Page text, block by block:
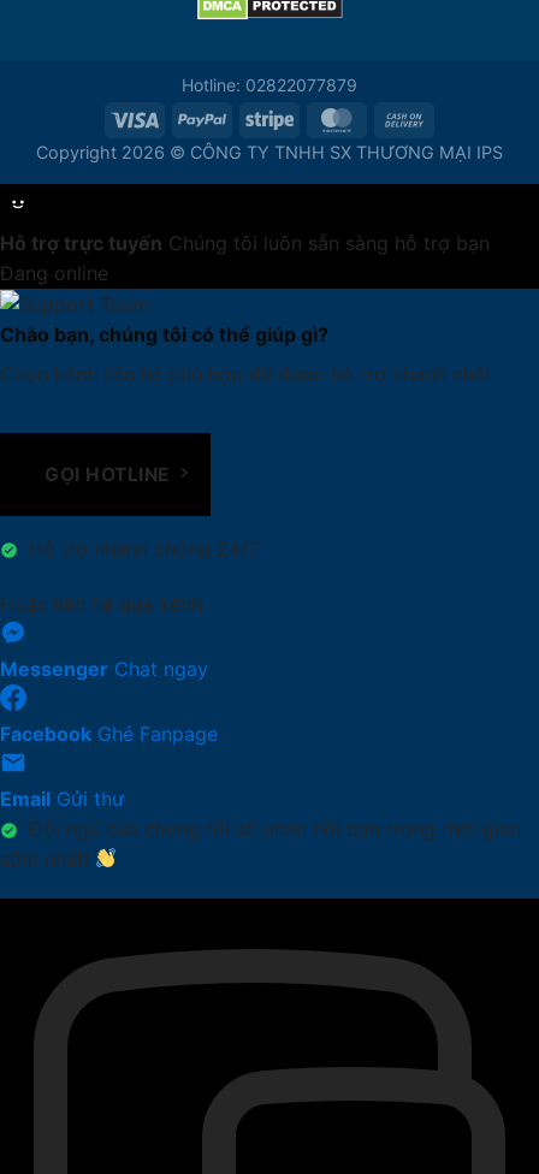
Hotline: 02822077879
Copyright 2026 © CÔNG TY TNHH SX THƯƠNG MẠI IPS
Hỗ trợ trực tuyến Chúng tôi luôn sẵn sàng hỗ trợ bạn
Đang online
Chào bạn, chúng tôi có thể giúp gì?
Chọn kênh liên hệ phù hợp để được hỗ trợ nhanh nhất
GỌI HOTLINE
Hỗ trợ nhanh chóng 24/7
Hoặc liên hệ qua kênh
Messenger Chat ngay
Facebook Ghé Fanpage
Email Gửi thư
Đội ngũ của chúng tôi sẽ phản hồi bạn trong thời gian
sớm nhất!